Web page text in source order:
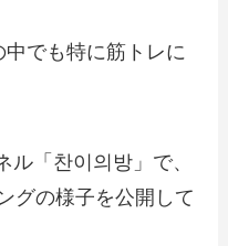
中でも特に筋トレに
ル「찬이의방」で、
グの様子を公開して